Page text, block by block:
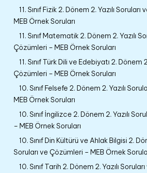
11. Sınıf Fizik 2. Dönem 2. Yazılı
MEB Örnek Soruları
11. Sınıf Matematik 2. Dönem 2. Yazılı
Çözümleri – MEB Örnek Soruları
11. Sınıf Türk Dili ve Edebiyatı 2. Dönem
Çözümleri – MEB Örnek Soruları
10. Sınıf Felsefe 2. Dönem 2. Yazılı
MEB Örnek Soruları
10. Sınıf İngilizce 2. Dönem 2. Yazılı
– MEB Örnek Soruları
10. Sınıf Din Kültürü ve Ahlak Bilgisi 2.
Soruları ve Çözümleri – MEB Örnek
10. Sınıf Tarih 2. Dönem 2. Yazılı